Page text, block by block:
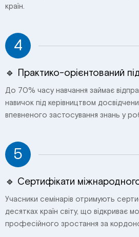
країн.
4
🔹 Практико-орієнтований
До 70% часу навчання займає
навичок під керівництвом
впевненого застосування знань у
5
🔹 Сертифікати
Учасники семінарів отримують
десятках країн світу, що відкриває
професійного зростання за